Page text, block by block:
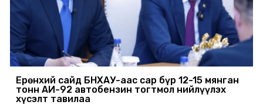
Ерөнхий сайд БНХАУ-аас сар бүр 12-15 мянган
тонн АИ-92 автобензин тогтмол нийлүүлэх
хүсэлт тавилаа